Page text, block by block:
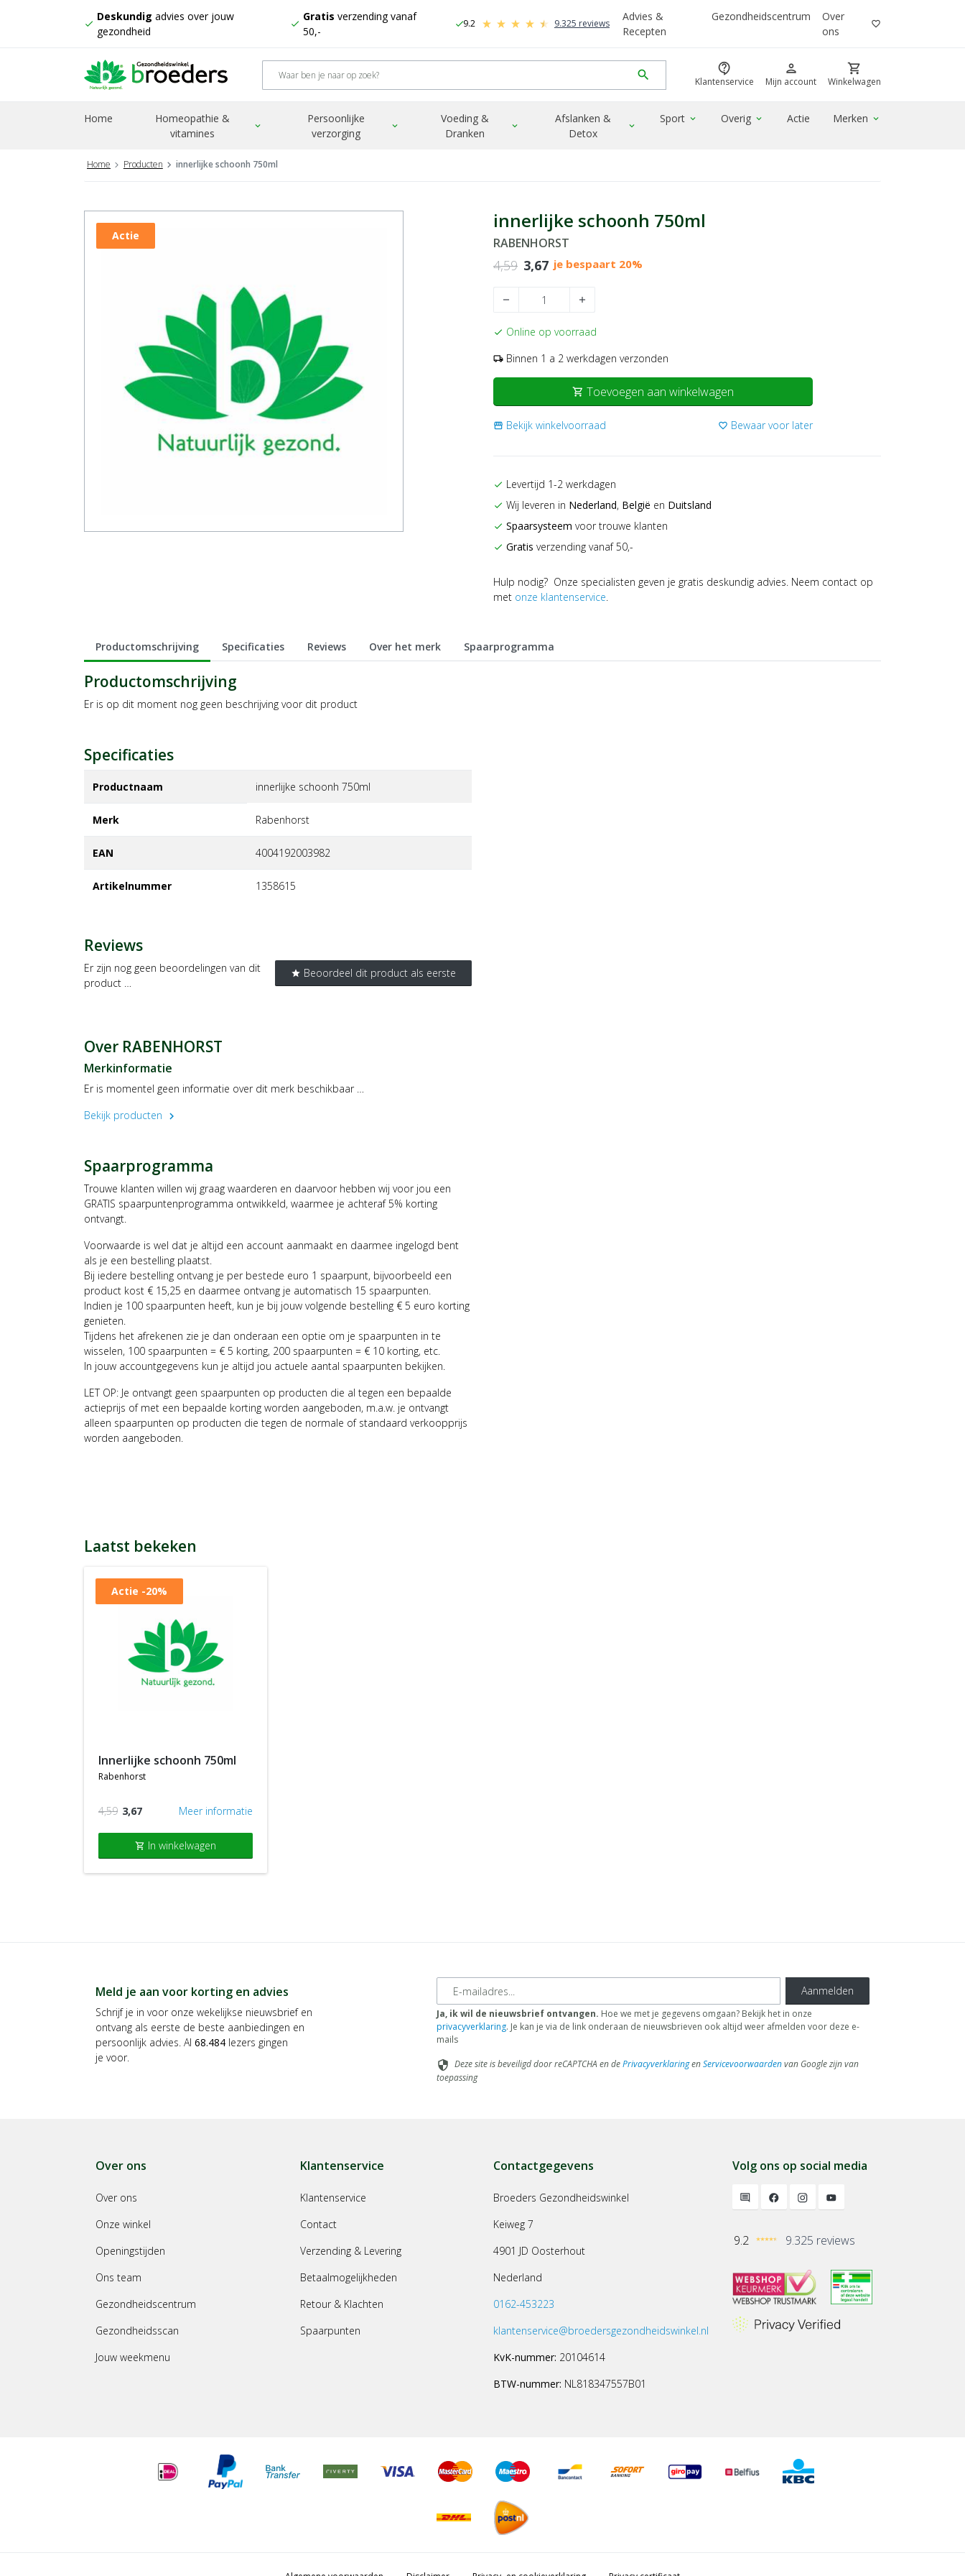
check
Deskundig advies over jouw
gezondheid
check
Gratis verzending vanaf
50,-
check9.2 9.325 reviews
Advies &
Recepten
Gezondheidscentrum
Over
ons
favorite_border
search contact_support
Klantenservice
person
Mijn account
shopping_cart
Winkelwagen
Home
Homeopathie &
vitamines
expand_more
Persoonlijke
verzorging
expand_more
Voeding &
Dranken
expand_more
Afslanken &
Detox
expand_more
Sport expand_more Overig expand_more Actie Merken expand_more
Home Producten innerlijke schoonh 750ml
Actie
innerlijke schoonh 750ml
RABENHORST
4,59 3,67 je bespaart 20%
remove add
check Online op voorraad
local_shipping Binnen 1 a 2 werkdagen verzonden
shopping_cart Toevoegen aan winkelwagen
storefront Bekijk winkelvoorraad favorite_border Bewaar voor later
check Levertijd 1-2 werkdagen
check Wij leveren in Nederland, België en Duitsland
check Spaarsysteem voor trouwe klanten
check Gratis verzending vanaf 50,-
Hulp nodig? Onze specialisten geven je gratis deskundig advies. Neem contact op
met onze klantenservice.
Productomschrijving Specificaties Reviews Over het merk Spaarprogramma
Productomschrijving
Er is op dit moment nog geen beschrijving voor dit product
Specificaties
Productnaam innerlijke schoonh 750ml
Merk rabenhorst
EAN 4004192003982
Artikelnummer 1358615
Reviews
star Beoordeel dit product als eerste
Er zijn nog geen beoordelingen van dit
product …
Over RABENHORST
Merkinformatie
Er is momentel geen informatie over dit merk beschikbaar …
Bekijk producten
chevron_right
Spaarprogramma
Trouwe klanten willen wij graag waarderen en daarvoor hebben wij voor jou een
GRATIS spaarpuntenprogramma ontwikkeld, waarmee je achteraf 5% korting
ontvangt.
Voorwaarde is wel dat je altijd een account aanmaakt en daarmee ingelogd bent
als je een bestelling plaatst.
Bij iedere bestelling ontvang je per bestede euro 1 spaarpunt, bijvoorbeeld een
product kost € 15,25 en daarmee ontvang je automatisch 15 spaarpunten.
Indien je 100 spaarpunten heeft, kun je bij jouw volgende bestelling € 5 euro korting
genieten.
Tijdens het afrekenen zie je dan onderaan een optie om je spaarpunten in te
wisselen, 100 spaarpunten = € 5 korting, 200 spaarpunten = € 10 korting, etc.
In jouw accountgegevens kun je altijd jou actuele aantal spaarpunten bekijken.
LET OP: Je ontvangt geen spaarpunten op producten die al tegen een bepaalde
actieprijs of met een bepaalde korting worden aangeboden, m.a.w. je ontvangt
alleen spaarpunten op producten die tegen de normale of standaard verkoopprijs
worden aangeboden.
Laatst bekeken
Actie -20%
innerlijke schoonh 750ml
rabenhorst
4,59 3,67 Meer informatie
shopping_cart In winkelwagen
Meld je aan voor korting en advies
Schrijf je in voor onze wekelijkse nieuwsbrief en
ontvang als eerste de beste aanbiedingen en
persoonlijk advies. Al 68.484 lezers gingen
je voor.
E-mailadres Aanmelden
Ja, ik wil de nieuwsbrief ontvangen. Hoe we met je gegevens omgaan? Bekijk het in onze
privacyverklaring. Je kan je via de link onderaan de nieuwsbrieven ook altijd weer afmelden voor deze e-
mails
security Deze site is beveiligd door reCAPTCHA en dePrivacyverklaringenServicevoorwaardenvan Google zijn van
toepassing
Over ons
Over ons
Onze winkel
Openingstijden
Ons team
Gezondheidscentrum
Gezondheidsscan
Jouw weekmenu
Klantenservice
Klantenservice
Contact
Verzending & Levering
Betaalmogelijkheden
Retour & Klachten
Spaarpunten
Contactgegevens
Broeders Gezondheidswinkel
Keiweg 7
4901 JD Oosterhout
Nederland
0162-453223
klantenservice@broedersgezondheidswinkel.nl
KvK-nummer: 20104614
BTW-nummer: NL818347557B01
Volg ons op social media
9.2 9.325 reviews